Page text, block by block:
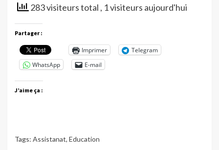
283 visiteurs total , 1 visiteurs aujourd'hui
Partager :
Imprimer
Telegram
WhatsApp
E-mail
J’aime ça :
Tags: Assistanat, Education